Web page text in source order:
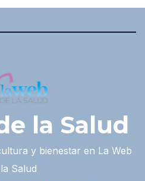
la Salud
y bienestar en La Web
Salud